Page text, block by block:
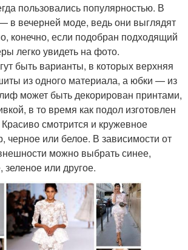
пользовались популярностью. В
в вечерней моде, ведь они выглядят
конечно, если подобран подходящий
легко увидеть на фото.
быть варианты, в которых верхняя
из одного материала, а юбки — из
может быть декорирован принтами,
в то время как подол изготовлен
Красиво смотрится и кружевное
черное или белое. В зависимости от
можно выбрать синее,
зеленое или другое.